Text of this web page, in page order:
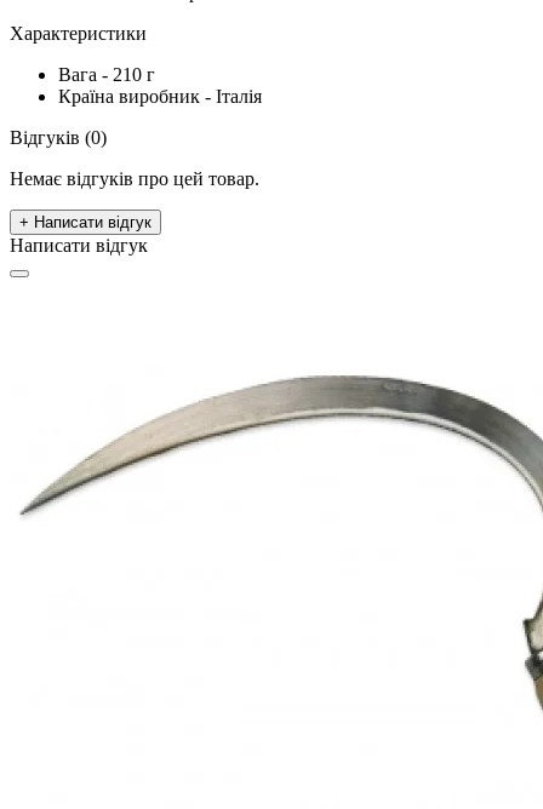
Характеристики
Вага - 210 г
Країна виробник - Італія
Відгуків (0)
Немає відгуків про цей товар.
+ Написати відгук
Написати відгук